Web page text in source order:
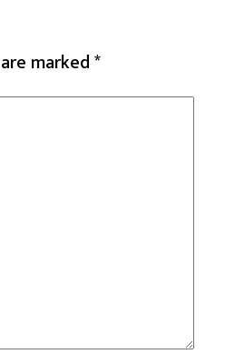
marked*